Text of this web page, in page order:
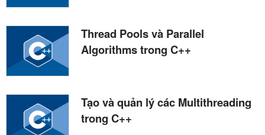
Thread Pools và Parallel
Algorithms trong C++
Tạo và quản lý các Multithreading
trong C++